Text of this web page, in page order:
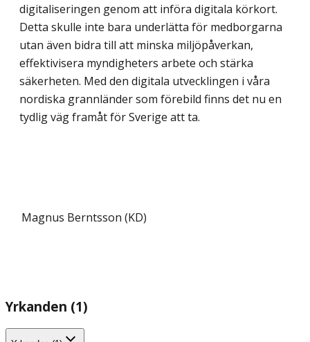
digitaliseringen genom att införa digitala körkort.
Detta skulle inte bara underlätta för medborgarna
utan även bidra till att minska miljöpåverkan,
effektivisera myndigheters arbete och stärka
säkerheten. Med den digitala utvecklingen i våra
nordiska grannländer som förebild finns det nu en
tydlig väg framåt för Sverige att ta.
Magnus Berntsson (KD)
Yrkanden (1)